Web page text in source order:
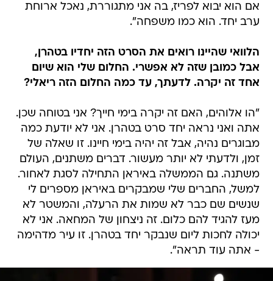
אם הוא יבוא לפריז, בה אני מתגוררת, נאכל ארוחת
ערב יחד. הוא כמו משפחה".
הלוואי שהיינו רואים את הסרט הזה יחדיו בטהרן,
אבל כמובן שזה לא אפשרי. החלום שלי הוא שיום
אחד זה יקרה. לדעתך, עד כמה החלום הזה ריאלי?
"הו אלוהים, האם זה יקרה בימי חייך? אני בטוחה שכן.
אתה ואני נראה יחד סרט בטהרן. אני לא יודעת כמה
מבוגרים נהיה, אבל זה יהיה בימי חיינו. זו שאלה של
זמן, ולדעתי לא יותר מעשור. דברים משתנים, העולם
משתנה. גם הממשלה באיראן התחילה לסגת לאחור.
למשל, החברים שלי שמבקרים באיראן מספרים לי
שנשים שם כבר לא שמות את הרעלה, והמשטר לא
מעז להגיד להם כלום. זה ניצחון של המחאה. אני לא
יכולה לחכות ליום שנבקר יחד בטהרן. זו עיר מדהימה
- אתה עוד תראה".